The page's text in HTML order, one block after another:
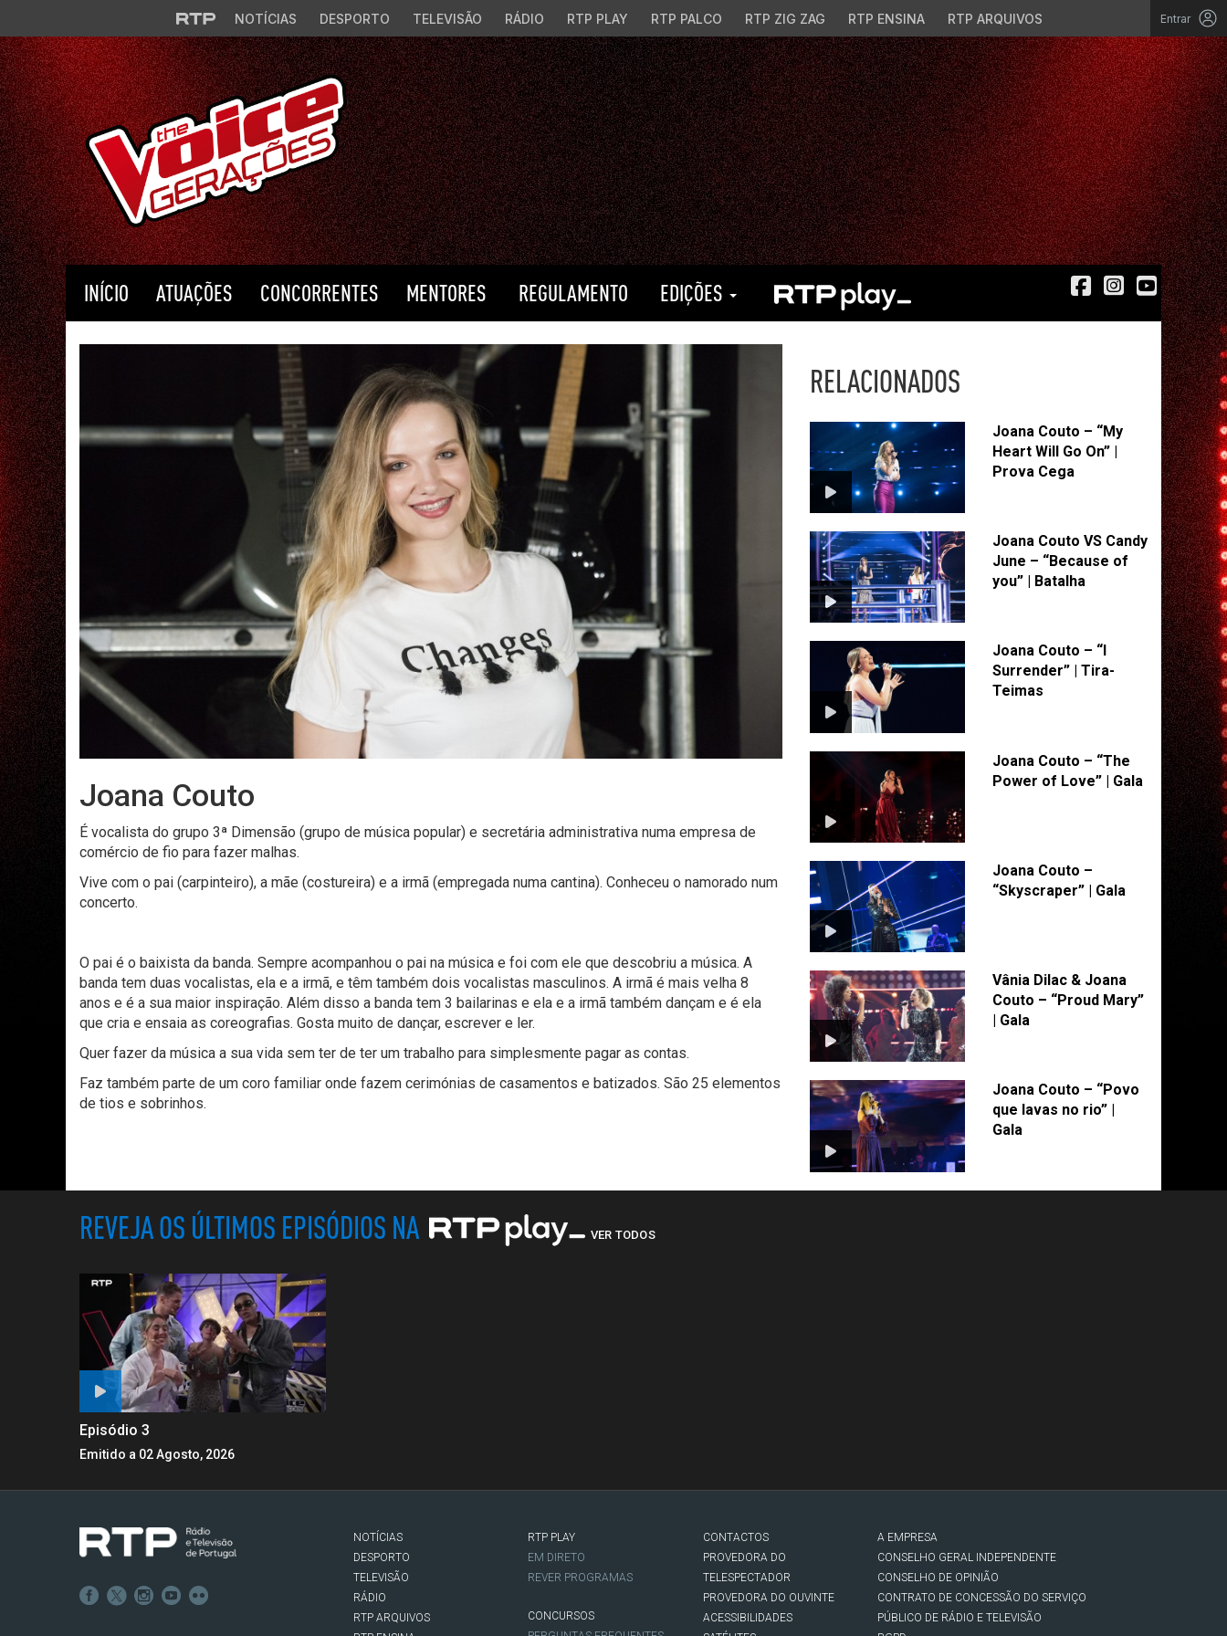
Saltar para o conteúdo principal
NOTÍCIAS DESPORTO TELEVISÃO RÁDIO RTP PLAY RTP PALCO RTP ZIG ZAG RTP ENSINA RTP ARQUIVOS Entrar
INÍCIO ATUAÇÕES CONCORRENTES MENTORES REGULAMENTO EDIÇÕES
Joana Couto
É vocalista do grupo 3ª Dimensão (grupo de música popular) e secretária administrativa numa empresa de
comércio de fio para fazer malhas.
Vive com o pai (carpinteiro), a mãe (costureira) e a irmã (empregada numa cantina). Conheceu o namorado num
concerto.
O pai é o baixista da banda. Sempre acompanhou o pai na música e foi com ele que descobriu a música. A
banda tem duas vocalistas, ela e a irmã, e têm também dois vocalistas masculinos. A irmã é mais velha 8
anos e é a sua maior inspiração. Além disso a banda tem 3 bailarinas e ela e a irmã também dançam e é ela
que cria e ensaia as coreografias. Gosta muito de dançar, escrever e ler.
Quer fazer da música a sua vida sem ter de ter um trabalho para simplesmente pagar as contas.
Faz também parte de um coro familiar onde fazem cerimónias de casamentos e batizados. São 25 elementos
de tios e sobrinhos.
RELACIONADOS
Joana Couto – “My
Heart Will Go On” |
Prova Cega
Joana Couto VS Candy
June – “Because of
you” | Batalha
Joana Couto – “I
Surrender” | Tira-
Teimas
Joana Couto – “The
Power of Love” | Gala
Joana Couto –
“Skyscraper” | Gala
Vânia Dilac & Joana
Couto – “Proud Mary”
| Gala
Joana Couto – “Povo
que lavas no rio” |
Gala
REVEJA OS ÚLTIMOS EPISÓDIOS NA VER TODOS
Episódio 3
Emitido a 02 Agosto, 2026
NOTÍCIAS
DESPORTO
TELEVISÃO
RÁDIO
RTP ARQUIVOS
RTP PLAY
EM DIRETO
REVER PROGRAMAS
CONCURSOS
CONTACTOS
PROVEDORA DO
TELESPECTADOR
PROVEDORA DO OUVINTE
ACESSIBILIDADES
A EMPRESA
CONSELHO GERAL INDEPENDENTE
CONSELHO DE OPINIÃO
CONTRATO DE CONCESSÃO DO SERVIÇO
PÚBLICO DE RÁDIO E TELEVISÃO